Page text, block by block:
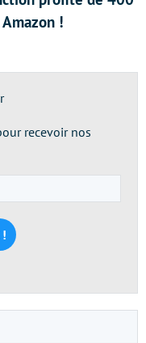
!
recevoir nos